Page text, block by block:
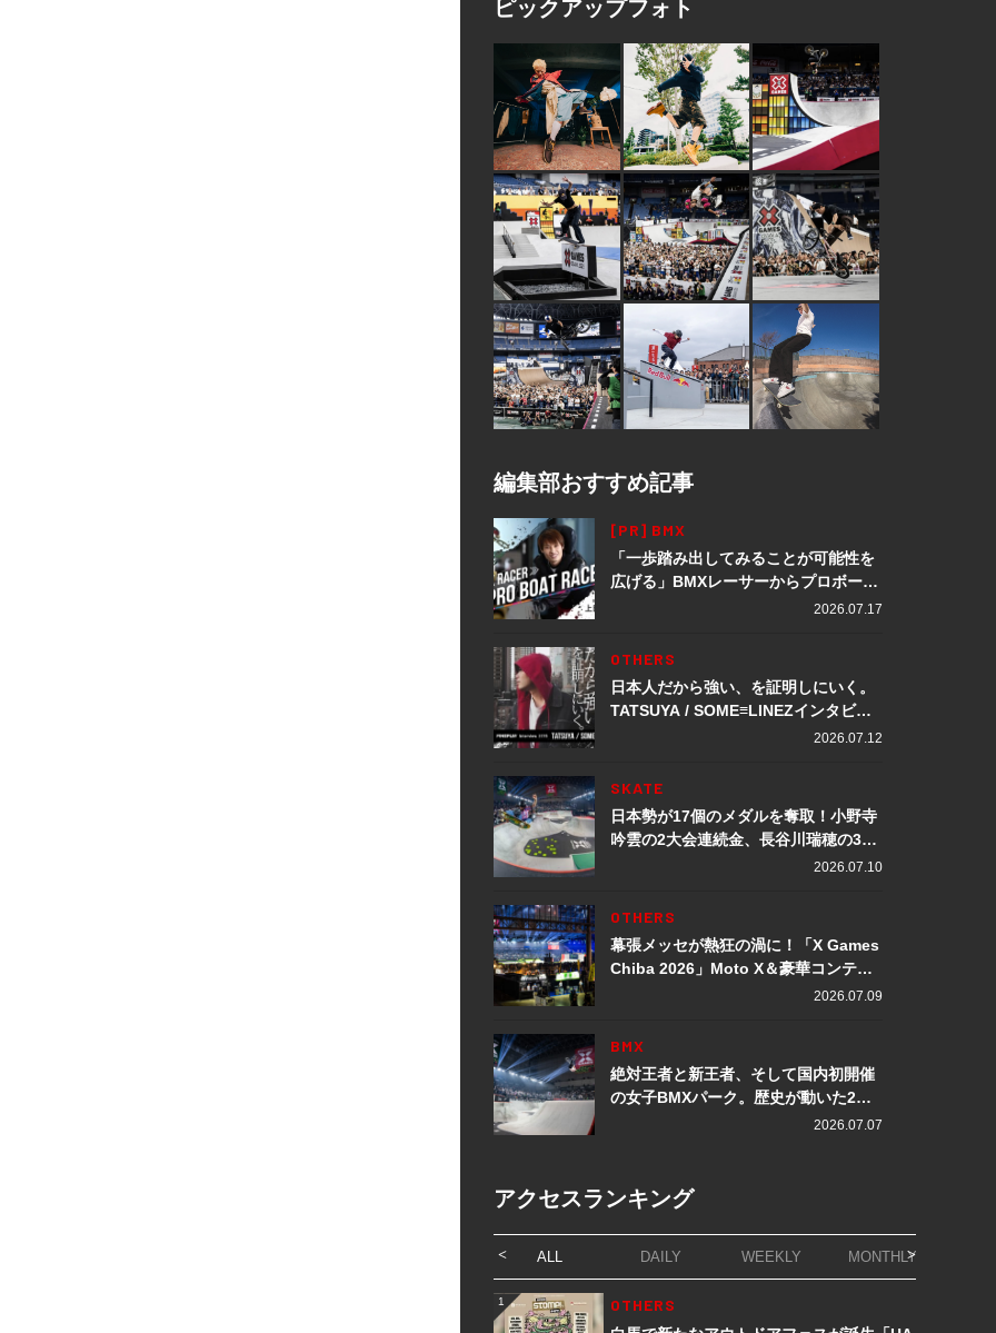
ピックアップフォト
編集部おすすめ記事
[PR] BMX
「一歩踏み出してみることが可能性を
広げる」BMXレーサーからプロボート
レーサーへ転身。上田龍星が体現する
2026.07.17
OTHERS
日本人だから強い、を証明しにいく。
TATSUYA / SOME≡LINEZインタビュ
2026.07.12
SKATE
日本勢が17個のメダルを奪取！小野寺
吟雲の2大会連続金、長谷川瑞穂の3メ
ダル獲得など数々の快挙をプレイバッ
2026.07.10
OTHERS
幕張メッセが熱狂の渦に！「X Games
Chiba 2026」Moto X＆豪華コンテン
2026.07.09
BMX
絶対王者と新王者、そして国内初開催
の女子BMXパーク。歴史が動いた2日
2026.07.07
アクセスランキング
ALL DAILY WEEKLY MONTHLY
1 OTHERS